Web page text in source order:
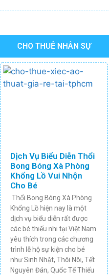
CHO THUÊ NHÂN SỰ
Dịch Vụ Biểu Diễn Thổi
Bong Bóng Xà Phòng
Khổng Lồ Vui Nhộn
Cho Bé
Thổi Bong Bóng Xà Phòng
Khổng Lồ hiện nay là một
dịch vụ biểu diễn rất được
các bé thiếu nhi tại Việt Nam
yêu thích trong các chương
trình lễ hộ sự kiện cho bé
như Sinh Nhật, Thôi Nôi, Tết
Nguyên Đán, Quốc Tế Thiếu